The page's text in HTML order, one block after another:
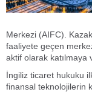
Merkezi (AIFC).
faaliyete geçen
aktif olarak katılmaya
İngiliz ticaret hukuku
finansal teknolojilerin